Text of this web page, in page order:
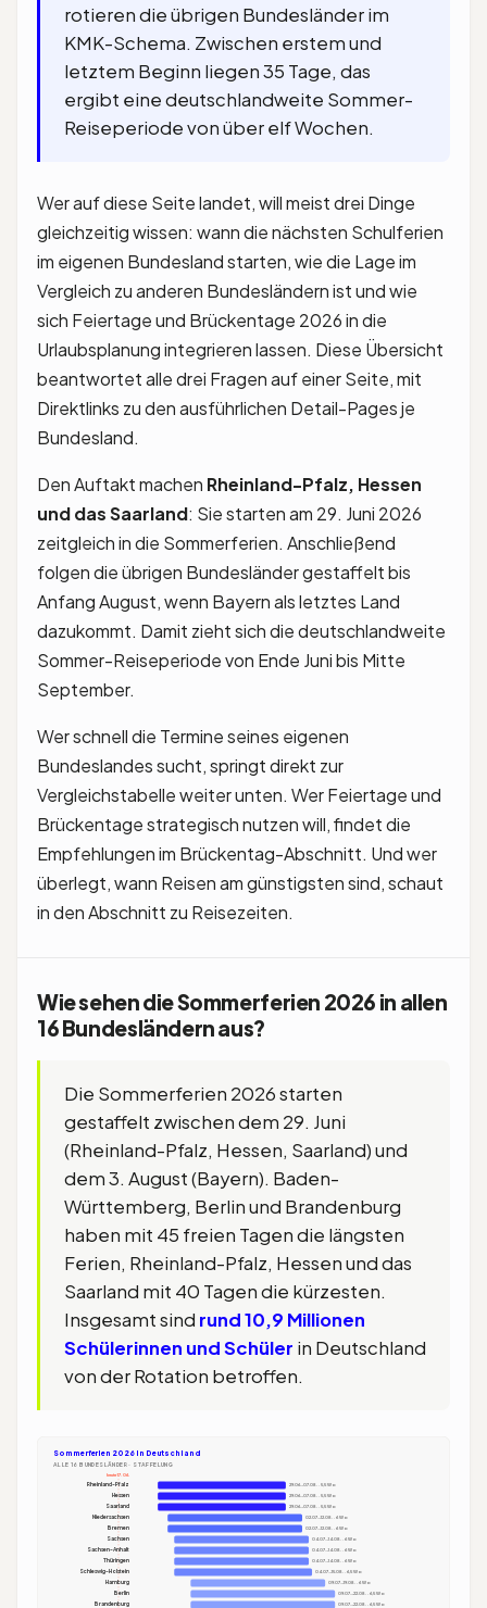
rotieren die übrigen Bundesländer im
KMK-Schema. Zwischen erstem und
letztem Beginn liegen 35 Tage, das
ergibt eine deutschlandweite Sommer-
Reiseperiode von über elf Wochen.
Wer auf diese Seite landet, will meist drei Dinge
gleichzeitig wissen: wann die nächsten Schulferien
im eigenen Bundesland starten, wie die Lage im
Vergleich zu anderen Bundesländern ist und wie
sich Feiertage und Brückentage 2026 in die
Urlaubsplanung integrieren lassen. Diese Übersicht
beantwortet alle drei Fragen auf einer Seite, mit
Direktlinks zu den ausführlichen Detail-Pages je
Bundesland.
Den Auftakt machen Rheinland-Pfalz, Hessen
und das Saarland: Sie starten am 29. Juni 2026
zeitgleich in die Sommerferien. Anschließend
folgen die übrigen Bundesländer gestaffelt bis
Anfang August, wenn Bayern als letztes Land
dazukommt. Damit zieht sich die deutschlandweite
Sommer-Reiseperiode von Ende Juni bis Mitte
September.
Wer schnell die Termine seines eigenen
Bundeslandes sucht, springt direkt zur
Vergleichstabelle weiter unten. Wer Feiertage und
Brückentage strategisch nutzen will, findet die
Empfehlungen im Brückentag-Abschnitt. Und wer
überlegt, wann Reisen am günstigsten sind, schaut
in den Abschnitt zu Reisezeiten.
Wie sehen die Sommerferien 2026 in allen
16 Bundesländern aus?
Die Sommerferien 2026 starten
gestaffelt zwischen dem 29. Juni
(Rheinland-Pfalz, Hessen, Saarland) und
dem 3. August (Bayern). Baden-
Württemberg, Berlin und Brandenburg
haben mit 45 freien Tagen die längsten
Ferien, Rheinland-Pfalz, Hessen und das
Saarland mit 40 Tagen die kürzesten.
Insgesamt sind rund 10,9 Millionen
Schülerinnen und Schüler in Deutschland
von der Rotation betroffen.
Sommerferien 2026 in Deutschland
ALLE 16 BUNDESLÄNDER · STAFFELUNG
heute 17.06.
Rheinland-Pfalz 29.06.-07.08. · 5,5 Wo
Hessen 29.06.-07.08. · 5,5 Wo
Saarland 29.06.-07.08. · 5,5 Wo
Niedersachsen 02.07.-12.08. · 6 Wo
Bremen 02.07.-12.08. · 6 Wo
Sachsen 04.07.-14.08. · 6 Wo
Sachsen-Anhalt 04.07.-14.08. · 6 Wo
Thüringen 04.07.-14.08. · 6 Wo
Schleswig-Holstein 04.07.-15.08. · 6,5 Wo
Hamburg 09.07.-19.08. · 6 Wo
Berlin 09.07.-22.08. · 6,5 Wo
Brandenburg 09.07.-22.08. · 6,5 Wo